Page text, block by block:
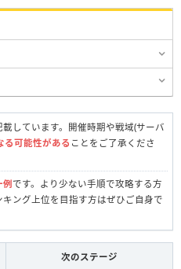
しています。開催時期や戦域(サーバ
る可能性がある ことをご了承くださ
例です。より少ない手順で攻略する方
ング上位を目指す方はぜひご自身で
次のステージ